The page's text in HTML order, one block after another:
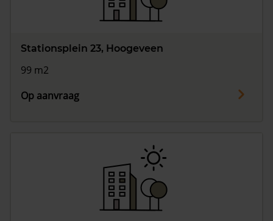
Stationsplein 23, Hoogeveen
99 m2
Op aanvraag